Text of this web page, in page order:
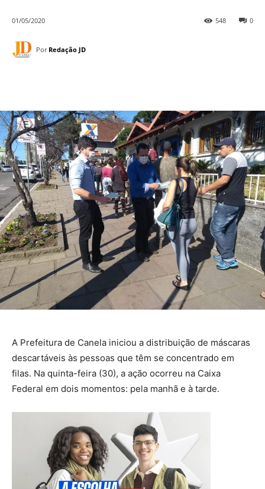
01/05/2020 0
548
Por Redação JD
A Prefeitura de Canela iniciou a distribuição de máscaras
descartáveis às pessoas que têm se concentrado em
filas. Na quinta-feira (30), a ação ocorreu na Caixa
Federal em dois momentos: pela manhã e à tarde.